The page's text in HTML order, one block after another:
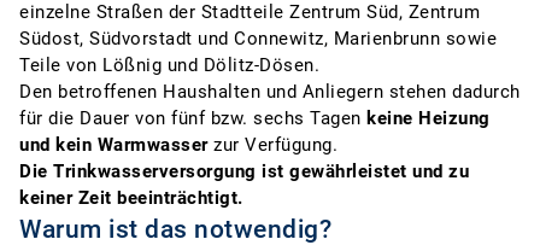
einzelne Straßen der Stadtteile Zentrum Süd, Zentrum
Südost, Südvorstadt und Connewitz, Marienbrunn sowie
Teile von Lößnig und Dölitz-Dösen.
Den betroffenen Haushalten und Anliegern stehen dadurch
für die Dauer von fünf bzw. sechs Tagen keine Heizung
und kein Warmwasserzur Verfügung.
Die Trinkwasserversorgung ist gewährleistet und zu
keiner Zeit beeinträchtigt.
Warum ist das notwendig?